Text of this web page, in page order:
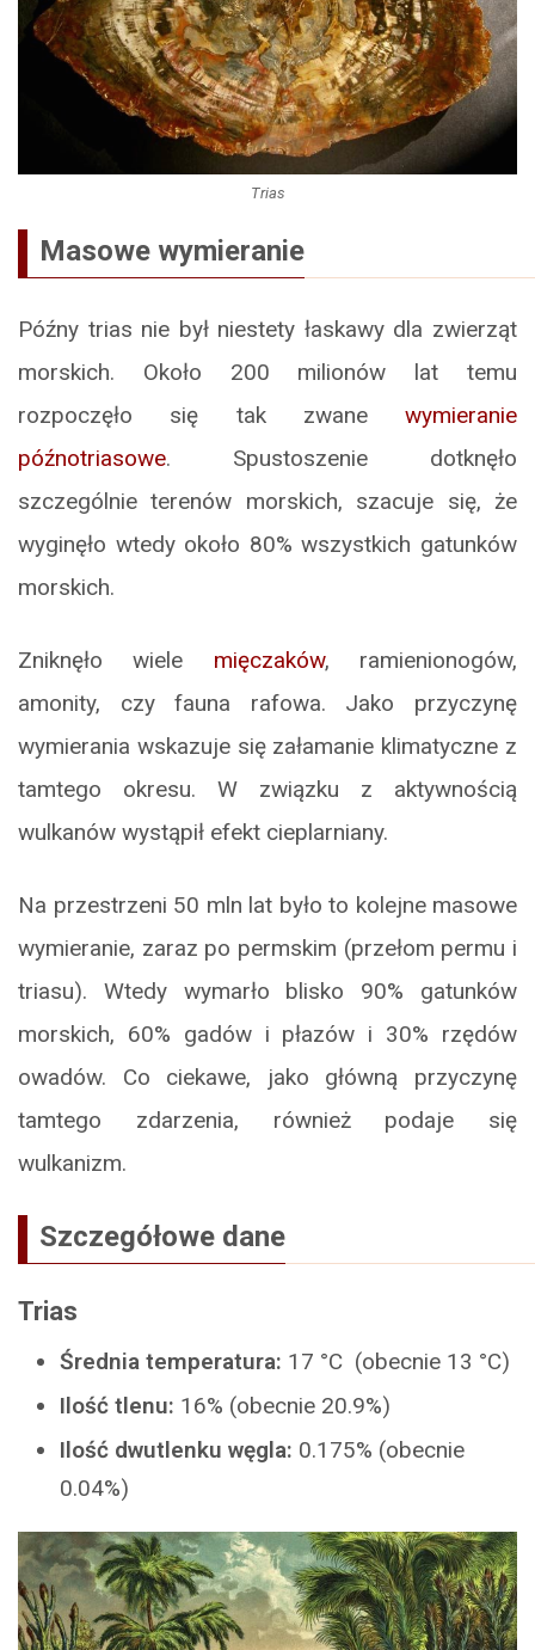
Trias
Masowe wymieranie
Późny trias nie był niestety łaskawy dla zwierząt
morskich. Około 200 milionów lat temu
rozpoczęło się tak zwane wymieranie
późnotriasowe. Spustoszenie dotknęło
szczególnie terenów morskich, szacuje się, że
wyginęło wtedy około 80% wszystkich gatunków
morskich.
Zniknęło wiele mięczaków, ramienionogów,
amonity, czy fauna rafowa. Jako przyczynę
wymierania wskazuje się załamanie klimatyczne z
tamtego okresu. W związku z aktywnością
wulkanów wystąpił efekt cieplarniany.
Na przestrzeni 50 mln lat było to kolejne masowe
wymieranie, zaraz po permskim (przełom permu i
triasu). Wtedy wymarło blisko 90% gatunków
morskich, 60% gadów i płazów i 30% rzędów
owadów. Co ciekawe, jako główną przyczynę
tamtego zdarzenia, również podaje się
wulkanizm.
Szczegółowe dane
Trias
Średnia temperatura: 17 °C (obecnie 13 °C)
Ilość tlenu: 16% (obecnie 20.9%)
Ilość dwutlenku węgla: 0.175% (obecnie
0.04%)